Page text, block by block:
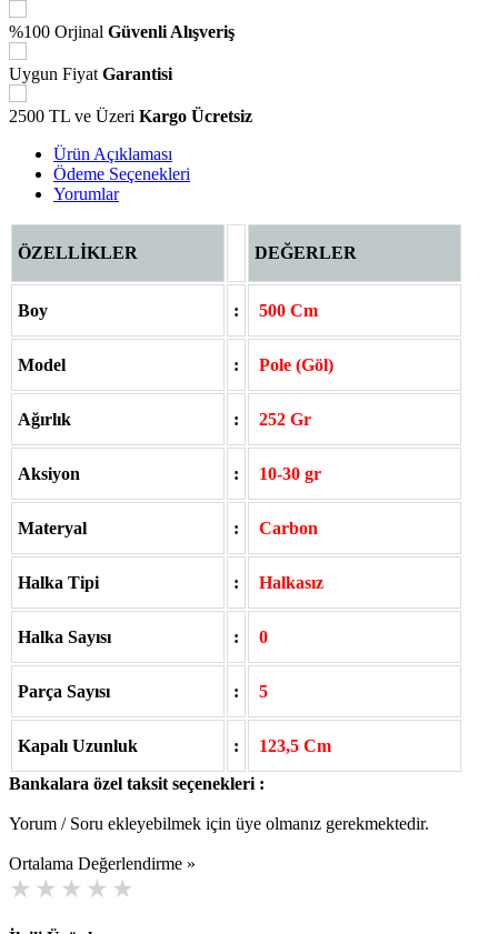
%100 Orjinal Güvenli Alışveriş
Uygun Fiyat Garantisi
2500 TL ve Üzeri Kargo Ücretsiz
Ürün Açıklaması
Ödeme Seçenekleri
Yorumlar
ÖZELLİKLER DEĞERLER
Boy : 500 Cm
Model : Pole (Göl)
Ağırlık : 252 Gr
Aksiyon : 10-30 gr
Materyal : Carbon
Halka Tipi : Halkasız
Halka Sayısı : 0
Parça Sayısı : 5
Kapalı Uzunluk :
123,5 Cm
Bankalara özel taksit seçenekleri :
Yorum / Soru ekleyebilmek için üye olmanız gerekmektedir.
Ortalama Değerlendirme »